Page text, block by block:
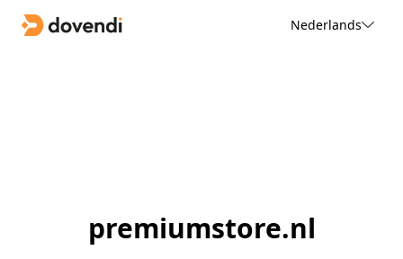
Nederlands
premiumstore.nl